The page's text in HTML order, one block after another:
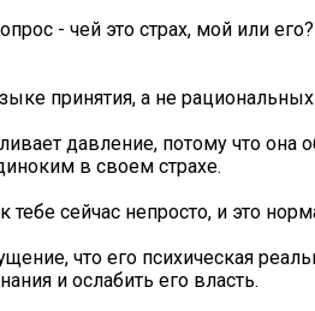
- чей это страх, мой или его?
принятия, а не
давление, потому что она
в своем страхе.
сейчас непросто, и это
что его психическая
и ослабить его власть.